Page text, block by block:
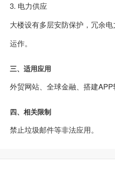
3. 电力供应
大楼设有多层安防保护，冗余
运作。
三、适用应用
外贸网站、全球金融、搭建
四、相关限制
禁止垃圾邮件等非法应用。